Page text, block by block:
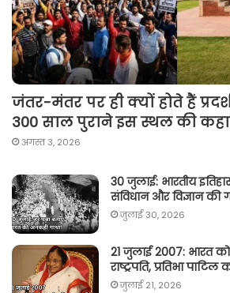
जंतर-मंतर पर ही क्यों होते हैं
300 साल पुराने इस स्थल की
अगस्त 3, 2026
30 जुलाई: भारतीय
संविधान और विज्ञान की
जुलाई 30, 2026
21 जुलाई 2007: भारत
राष्ट्रपति, प्रतिभा
जुलाई 21, 2026